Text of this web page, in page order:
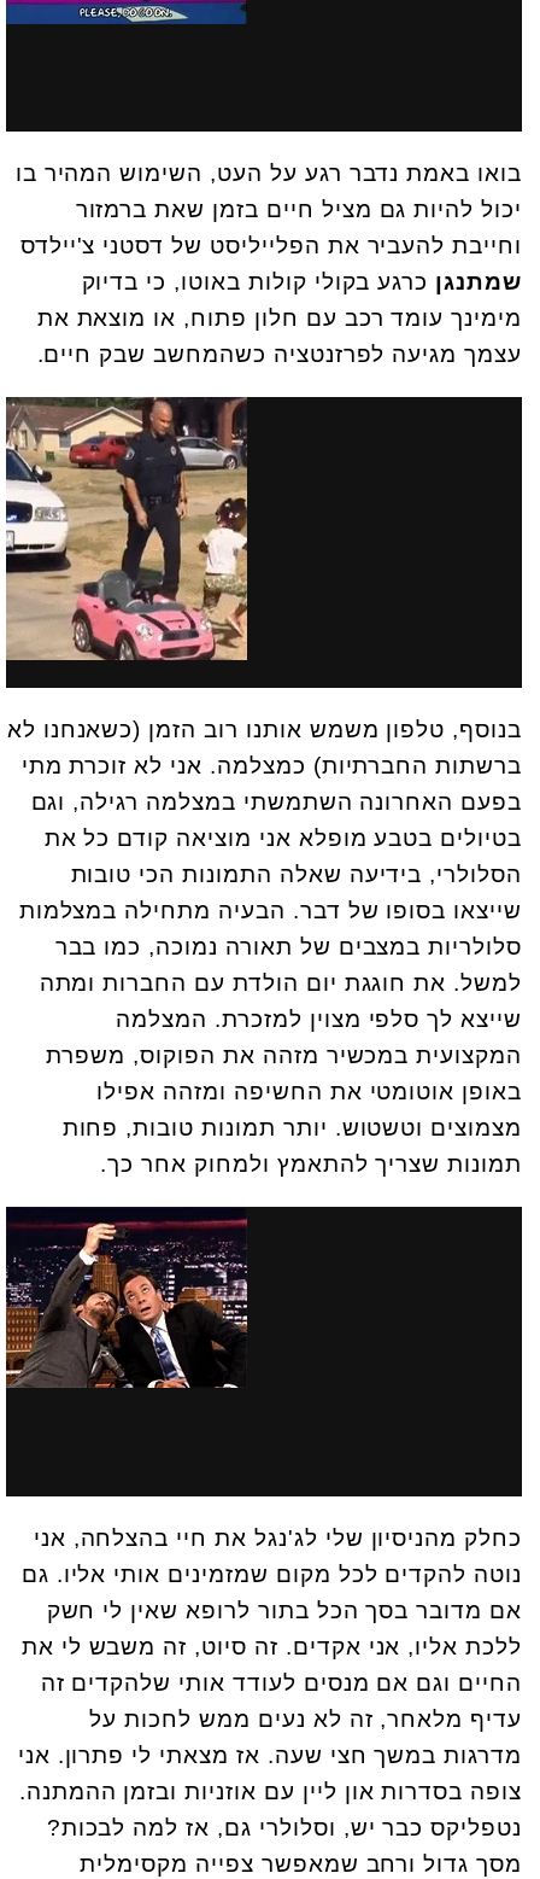
בואו באמת נדבר רגע על העט, השימוש המהיר בו
יכול להיות גם מציל חיים בזמן שאת ברמזור
וחייבת להעביר את הפלייליסט של דסטני צ'יילדס
שמתנגן כרגע בקולי קולות באוטו, כי בדיוק
מימינך עומד רכב עם חלון פתוח, או מוצאת את
עצמך מגיעה לפרזנטציה כשהמחשב שבק חיים.
בנוסף, טלפון משמש אותנו רוב הזמן (כשאנחנו לא
ברשתות החברתיות) כמצלמה. אני לא זוכרת מתי
בפעם האחרונה השתמשתי במצלמה רגילה, וגם
בטיולים בטבע מופלא אני מוציאה קודם כל את
הסלולרי, בידיעה שאלה התמונות הכי טובות
שייצאו בסופו של דבר. הבעיה מתחילה במצלמות
סלולריות במצבים של תאורה נמוכה, כמו בבר
למשל. את חוגגת יום הולדת עם החברות ומתה
שייצא לך סלפי מצוין למזכרת. המצלמה
המקצועית במכשיר מזהה את הפוקוס, משפרת
באופן אוטומטי את החשיפה ומזהה אפילו
מצמוצים וטשטוש. יותר תמונות טובות, פחות
תמונות שצריך להתאמץ ולמחוק אחר כך.
כחלק מהניסיון שלי לג'נגל את חיי בהצלחה, אני
נוטה להקדים לכל מקום שמזמינים אותי אליו. גם
אם מדובר בסך הכל בתור לרופא שאין לי חשק
ללכת אליו, אני אקדים. זה סיוט, זה משבש לי את
החיים וגם אם מנסים לעודד אותי שלהקדים זה
עדיף מלאחר, זה לא נעים ממש לחכות על
מדרגות במשך חצי שעה. אז מצאתי לי פתרון. אני
צופה בסדרות און ליין עם אוזניות ובזמן ההמתנה.
נטפליקס כבר יש, וסלולרי גם, אז למה לבכות?
מסך גדול ורחב שמאפשר צפייה מקסימלית